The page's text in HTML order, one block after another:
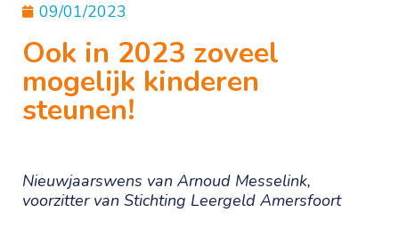
09/01/2023
Ook in 2023 zoveel
mogelijk kinderen
steunen!
Nieuwjaarswens van Arnoud Messelink,
voorzitter van Stichting Leergeld Amersfoort